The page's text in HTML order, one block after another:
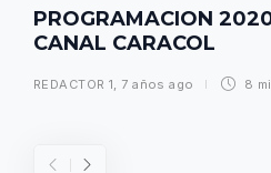
PROGRAMACION
CANAL CARACOL
REDACTOR 1, 7 años ago 8